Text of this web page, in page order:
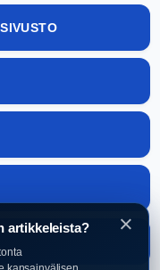
×
artikkeleista?